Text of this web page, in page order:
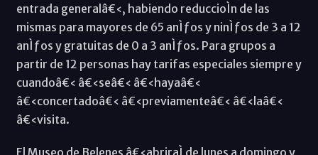
entrada generalâ€‹, habiendo reduccioÌn de las
mismas para mayores de 65 anÌƒos y ninÌƒos de 3 a 12
anÌƒos y gratuitas de 0 a 3 anÌƒos. Para grupos a
partir de 12 personas hay tarifas especiales siempre y
cuandoâ€‹ â€‹seâ€‹ â€‹hayaâ€‹
â€‹concertadoâ€‹ â€‹previamenteâ€‹ â€‹laâ€‹
â€‹visita.
El Museo de Belenes â€‹abriraÌ de lunes a domingo y